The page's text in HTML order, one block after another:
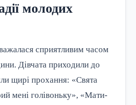
молодих
сприятливим часом
Дівчата приходили до
щирі прохання: «Свята
мені голівоньку», «Мати-